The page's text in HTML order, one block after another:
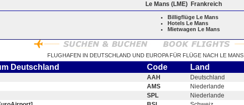
Le Mans (LME) Frankreich
Billigflüge Le Mans
Hotels Le Mans
Mietwagen Le Mans
FLUGHAFEN IN DEUTSCHLAND UND EUROPA FÜR FLÜGE NACH LE MANS
Deutschland Code Land
AAH
Deutschland
AMS
Niederlande
SPL
Niederlande